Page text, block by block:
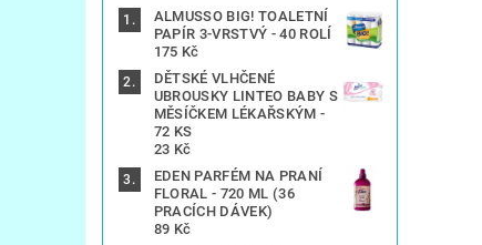
ALMUSSO BIG! TOALETNÍ
PAPÍR 3-VRSTVÝ - 40 ROLÍ
175 Kč
DĚTSKÉ VLHČENÉ
UBROUSKY LINTEO BABY S
MĚSÍČKEM LÉKAŘSKÝM -
72 KS
23 Kč
EDEN PARFÉM NA PRANÍ
FLORAL - 720 ML (36
PRACÍCH DÁVEK)
89 Kč